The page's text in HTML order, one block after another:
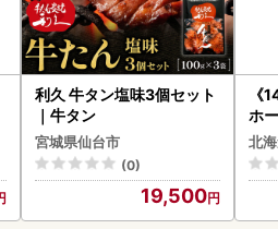
利久 牛タン塩味3個セット
｜牛タン
宮城県仙台市
(0)
19,500
《
ホ
( 飲
ク
贈
い
北